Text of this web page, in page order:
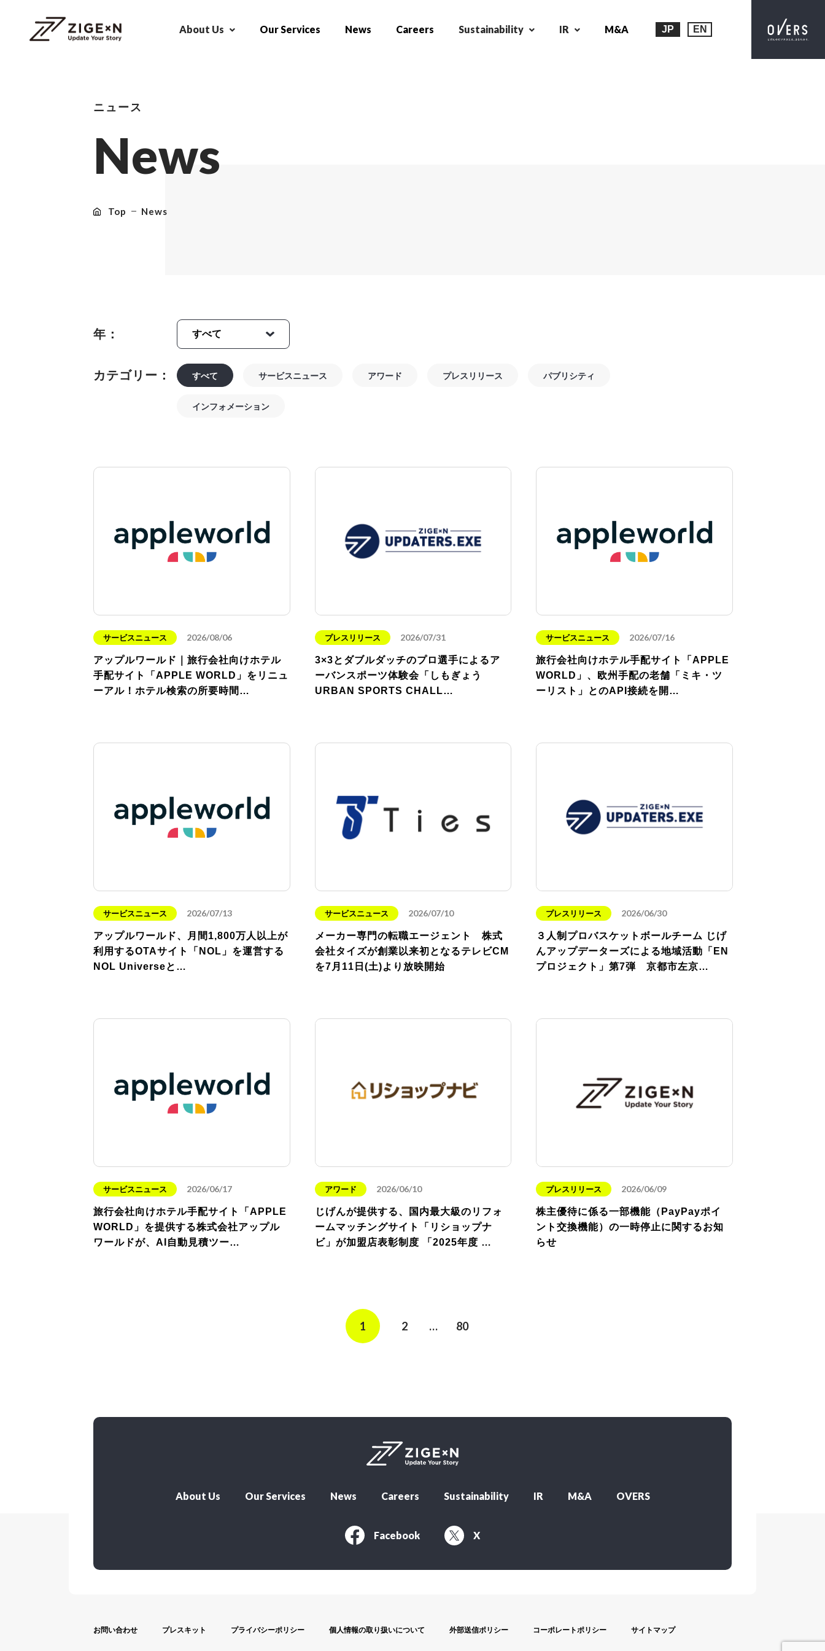
About Us Our Services News Careers Sustainability IR M&A JP EN
ニュース
News
Top News
年：
カテゴリー： すべて サービスニュース アワード プレスリリース パブリシティ
インフォメーション
サービスニュース 2026/08/06
アップルワールド｜旅行会社向けホテル
手配サイト「APPLE WORLD」をリニュ
ーアル！ホテル検索の所要時間…
プレスリリース 2026/07/31
3×3とダブルダッチのプロ選手によるア
ーバンスポーツ体験会「しもぎょう
URBAN SPORTS CHALL…
サービスニュース 2026/07/16
旅行会社向けホテル手配サイト「APPLE
WORLD」、欧州手配の老舗「ミキ・ツ
ーリスト」とのAPI接続を開…
サービスニュース 2026/07/13
アップルワールド、月間1,800万人以上が
利用するOTAサイト「NOL」を運営する
NOL Universeと…
サービスニュース 2026/07/10
メーカー専門の転職エージェント 株式
会社タイズが創業以来初となるテレビCM
を7月11日(土)より放映開始
プレスリリース 2026/06/30
３人制プロバスケットボールチーム じげ
んアップデーターズによる地域活動「EN
プロジェクト」第7弾 京都市左京…
サービスニュース 2026/06/17
旅行会社向けホテル手配サイト「APPLE
WORLD」を提供する株式会社アップル
ワールドが、AI自動見積ツー…
アワード 2026/06/10
じげんが提供する、国内最大級のリフォ
ームマッチングサイト「リショップナ
ビ」が加盟店表彰制度 「2025年度 …
プレスリリース 2026/06/09
株主優待に係る一部機能（PayPayポイ
ント交換機能）の一時停止に関するお知
らせ
1 2 … 80
About Us Our Services News Careers Sustainability IR M&A OVERS
Facebook X
お問い合わせ プレスキット プライバシーポリシー 個人情報の取り扱いについて 外部送信ポリシー コーポレートポリシー サイトマップ